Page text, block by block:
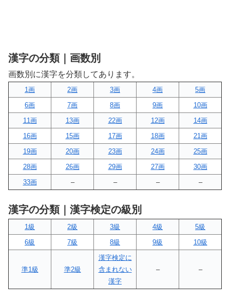
漢字の分類｜画数別
画数別に漢字を分類してあります。
1画 2画 3画 4画
5画
6画
7画 8画 9画
10画
11画
13画 22画 12画
14画
16画
15画 17画 18画
21画
19画
20画 23画 24画
25画
28画
26画 29画 27画
30画
33画
– – – –
漢字の分類｜漢字検定の級別
1級 2級 3級 4級
5級
6級
7級 8級 9級 10級
準1級 準2級
漢字検定に
含まれない
漢字
– –